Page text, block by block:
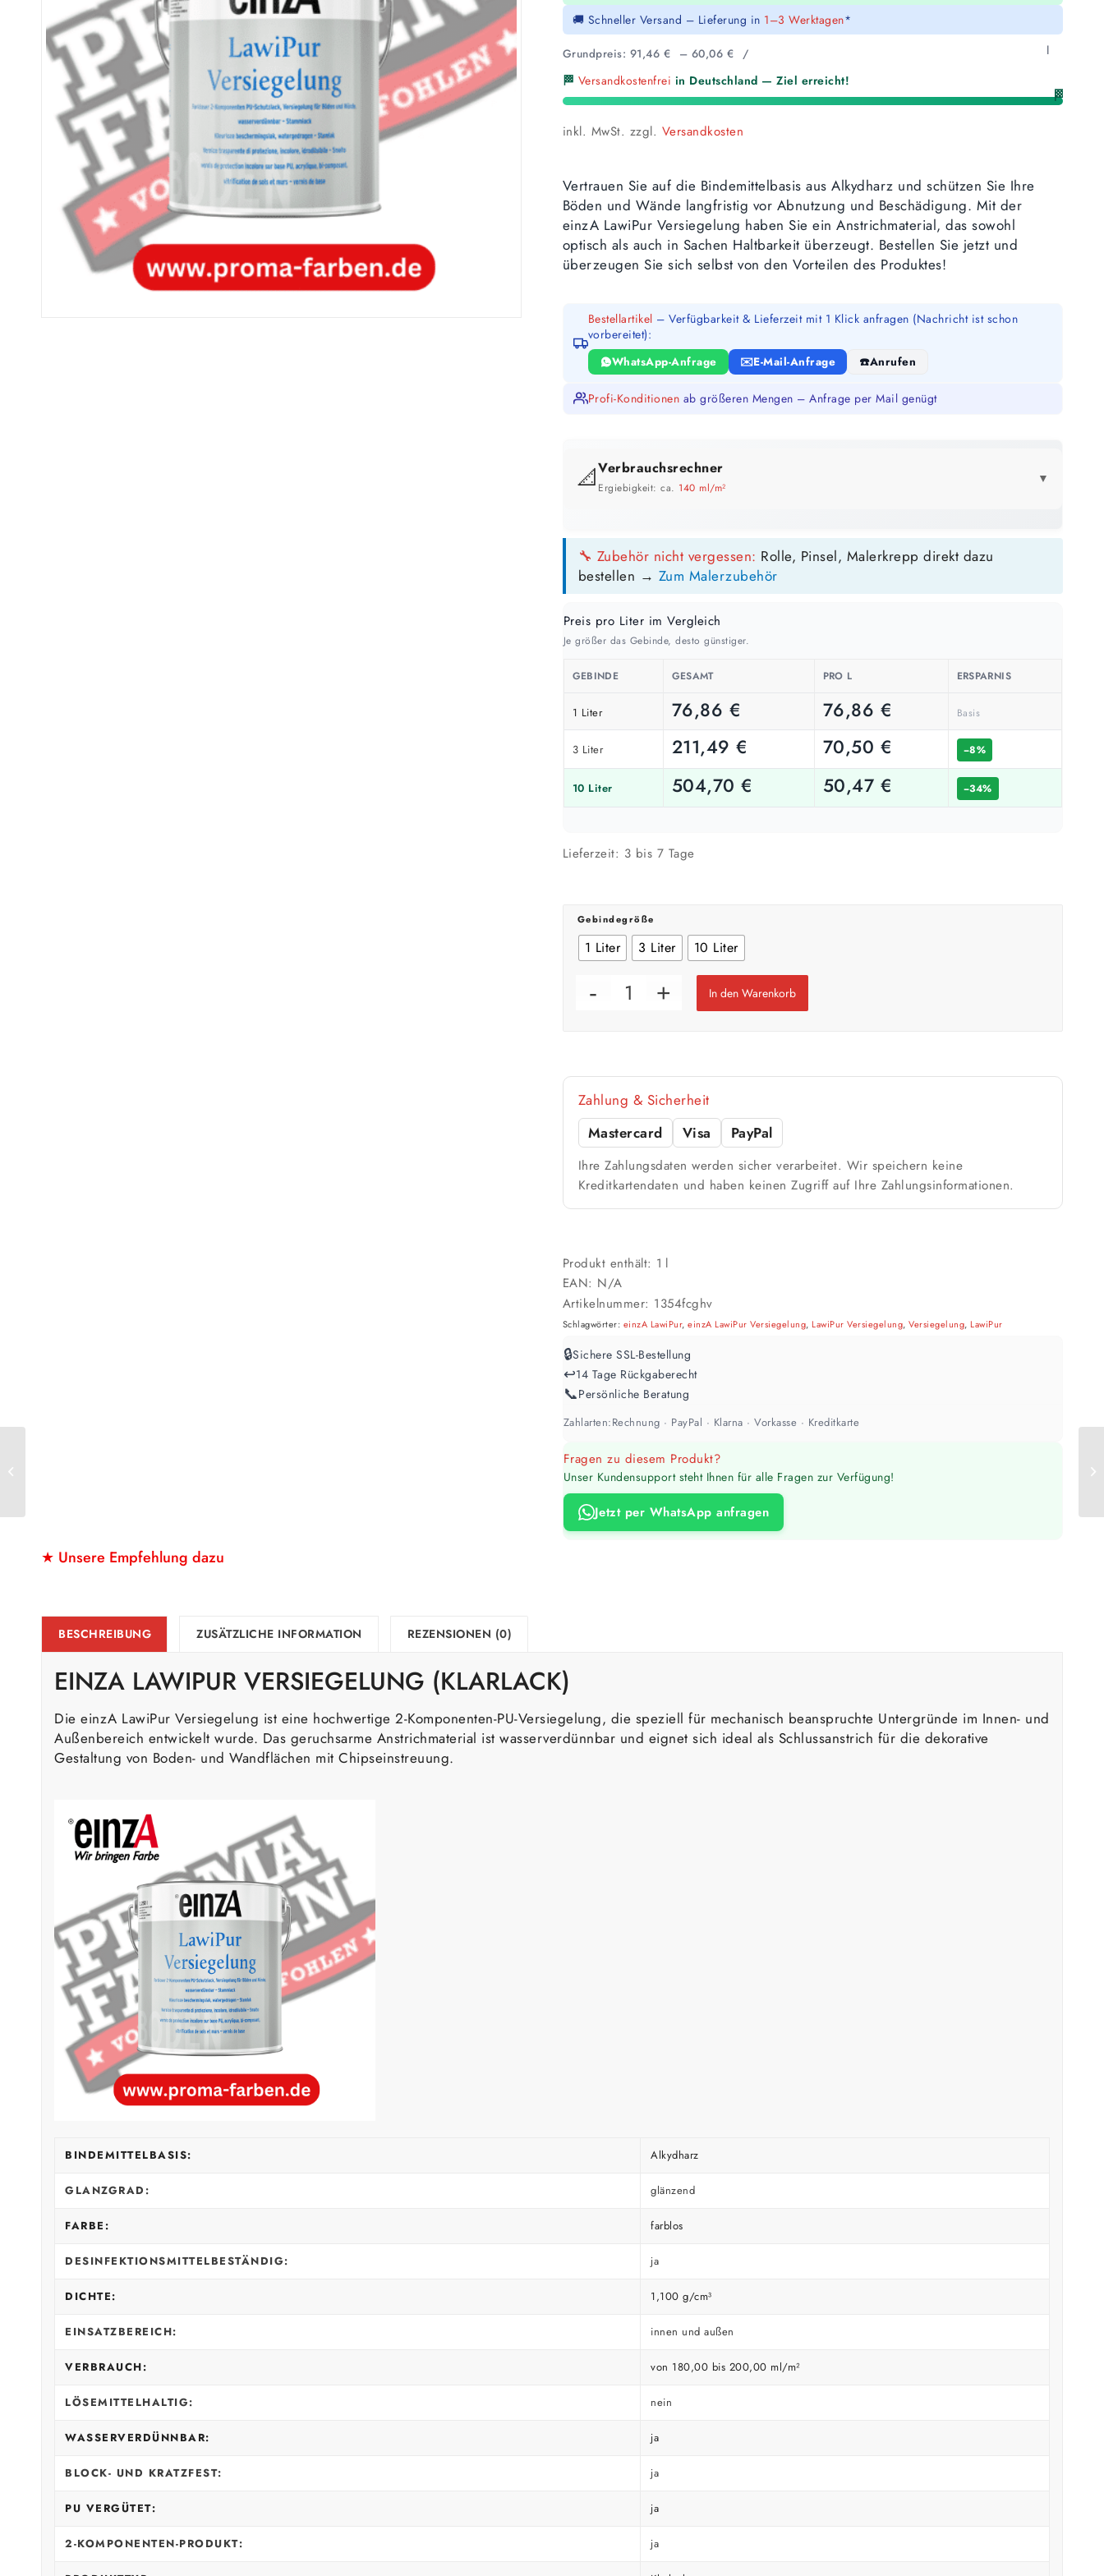
🚚 Schneller Versand – Lieferung in 1–3 Werktagen*
Grundpreis: 91,46 € – 60,06 € / l
🏁 Versandkostenfrei in Deutschland — Ziel erreicht!
🏁
inkl. MwSt. zzgl. Versandkosten
Vertrauen Sie auf die Bindemittelbasis aus Alkydharz und schützen Sie Ihre
Böden und Wände langfristig vor Abnutzung und Beschädigung. Mit der
einzA LawiPur Versiegelung haben Sie ein Anstrichmaterial, das sowohl
optisch als auch in Sachen Haltbarkeit überzeugt. Bestellen Sie jetzt und
überzeugen Sie sich selbst von den Vorteilen des Produktes!
Bestellartikel – Verfügbarkeit & Lieferzeit mit 1 Klick anfragen (Nachricht ist schon
vorbereitet):
WhatsApp-Anfrage E-Mail-Anfrage Anrufen
Profi-Konditionen ab größeren Mengen – Anfrage per Mail genügt
📐Verbrauchsrechner
Ergiebigkeit: ca. 140 ml/m²
▼
10 Liter
bis ca. 36 m²
3 Liter 1 Liter
📏 Ihre Fläche
Farbig / dunkel Weiß / hell
🔧 Zubehör nicht vergessen: Rolle, Pinsel, Malerkrepp direkt dazu
bestellen → Zum Malerzubehör
Preis pro Liter im Vergleich
Je größer das Gebinde, desto günstiger.
GEBINDE GESAMT PRO L ERSPARNIS
1 Liter 76,86 € 76,86 € Basis
3 Liter 211,49€ 70,50 € −8%
10 Liter 504,70€ 50,47 € −34%
Lieferzeit: 3 bis 7 Tage
Gebindegröße
1 Liter 3 Liter 10 Liter
In den Warenkorb
Zahlung & Sicherheit
Mastercard
Visa PayPal
Ihre Zahlungsdaten werden sicher verarbeitet. Wir speichern keine
Kreditkartendaten und haben keinen Zugriff auf Ihre Zahlungsinformationen.
Produkt enthält: 1 l
EAN: N/A
Artikelnummer: 1354fcghv
Schlagwörter: einzA LawiPur,einzA LawiPur Versiegelung,LawiPur Versiegelung,Versiegelung,LawiPur
🔒Sichere SSL-Bestellung
↩️14 Tage Rückgaberecht
📞Persönliche Beratung
Zahlarten:Rechnung · PayPal · Klarna · Vorkasse · Kreditkarte
Fragen zu diesem Produkt?
Unser Kundensupport steht Ihnen für alle Fragen zur Verfügung!
Jetzt per WhatsApp anfragen
★ Unsere Empfehlung dazu
BESCHREIBUNG ZUSÄTZLICHE INFORMATION REZENSIONEN (0)
EINZA LAWIPUR VERSIEGELUNG (KLARLACK)
Die einzA LawiPur Versiegelung ist eine hochwertige 2-Komponenten-PU-Versiegelung, die speziell für mechanisch beanspruchte Untergründe im Innen- und
Außenbereich entwickelt wurde. Das geruchsarme Anstrichmaterial ist wasserverdünnbar und eignet sich ideal als Schlussanstrich für die dekorative
Gestaltung von Boden- und Wandflächen mit Chipseinstreuung.
BINDEMITTELBASIS: Alkydharz
GLANZGRAD: glänzend
FARBE: farblos
DESINFEKTIONSMITTELBESTÄNDIG: ja
DICHTE: 1,100 g/cm³
EINSATZBEREICH: innen und außen
VERBRAUCH: von 180,00 bis 200,00 ml/m²
LÖSEMITTELHALTIG: nein
WASSERVERDÜNNBAR: ja
BLOCK- UND KRATZFEST: ja
PU VERGÜTET: ja
2-KOMPONENTEN-PRODUKT: ja